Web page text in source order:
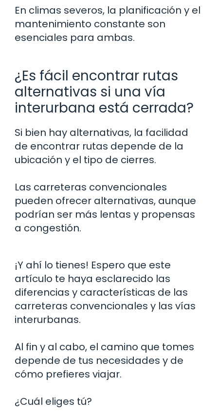
En climas severos, la planificación y el
mantenimiento constante son
esenciales para ambas.
¿Es fácil encontrar rutas
alternativas si una vía
interurbana está cerrada?
Si bien hay alternativas, la facilidad
de encontrar rutas depende de la
ubicación y el tipo de cierres.
Las carreteras convencionales
pueden ofrecer alternativas, aunque
podrían ser más lentas y propensas
a congestión.
¡Y ahí lo tienes! Espero que este
artículo te haya esclarecido las
diferencias y características de las
carreteras convencionales y las vías
interurbanas.
Al fin y al cabo, el camino que tomes
depende de tus necesidades y de
cómo prefieres viajar.
¿Cuál eliges tú?